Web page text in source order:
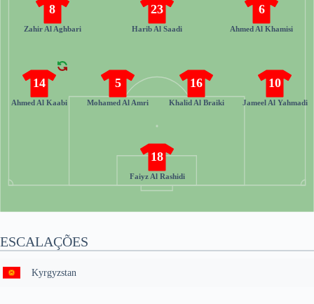
18
Faiyz Al Rashidi
14
Ahmed Al Kaabi
5
Mohamed Al Amri
16
Khalid Al Braiki
10
Jameel Al Yahmadi
8
Zahir Al Aghbari
23
Harib Al Saadi
6
Ahmed Al Khamisi
ESCALAÇÕES
Kyrgyzstan